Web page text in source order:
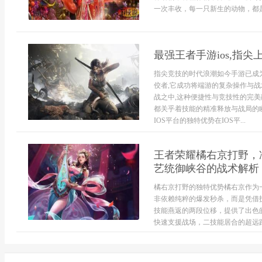
一次丰收，每一只新生的动物，
最强王者手游ios,指尖
指尖竞技的时代浪潮如今手游已
佼者,它成功将端游的复杂操作与
战之中,这种便捷性与竞技性的完
都关乎着技能的精准释放与战局
IOS平台的独特优势在IOS平...
王者荣耀橘右京打野
艺统御峡谷的战术解析
橘右京打野的独特优势橘右京作
非依赖纯粹的爆发秒杀，而是凭
技能燕返的两段位移，提供了出
快速支援战场，二技能居合的超